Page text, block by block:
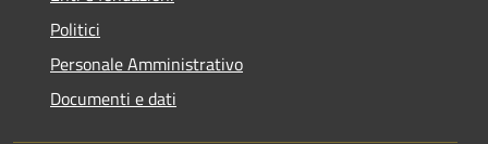
Politici
Personale Amministrativo
Documenti e dati